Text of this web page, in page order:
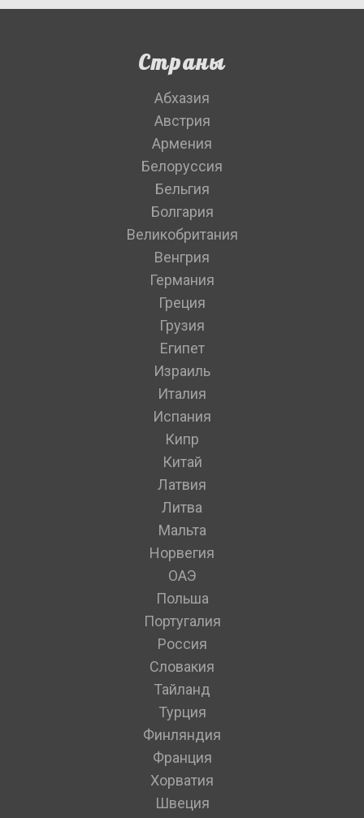
Страны
Абхазия
Австрия
Армения
Белоруссия
Бельгия
Болгария
Великобритания
Венгрия
Германия
Греция
Грузия
Египет
Израиль
Италия
Испания
Кипр
Китай
Латвия
Литва
Мальта
Норвегия
ОАЭ
Польша
Португалия
Россия
Словакия
Тайланд
Турция
Финляндия
Франция
Хорватия
Швеция